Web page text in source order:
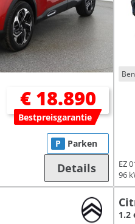
€ 18.890
Bestpreisgarantie
P Parken
Details EZ
96
1.2